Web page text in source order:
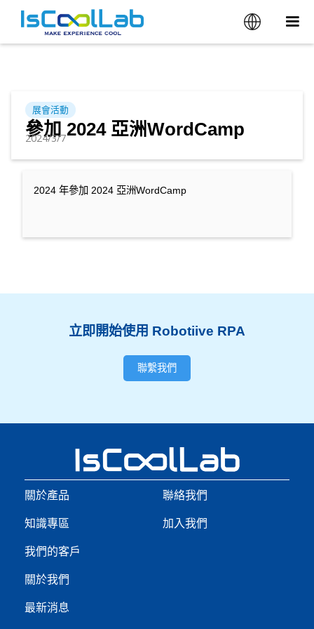
展會活動
參加 2024 亞洲WordCamp
2024/3/7
2024 年參加 2024 亞洲WordCamp
立即開始使用 Robotiive RPA
聯繫我們
關於產品
知識專區
我們的客戶
關於我們
最新消息
聯絡我們
加入我們